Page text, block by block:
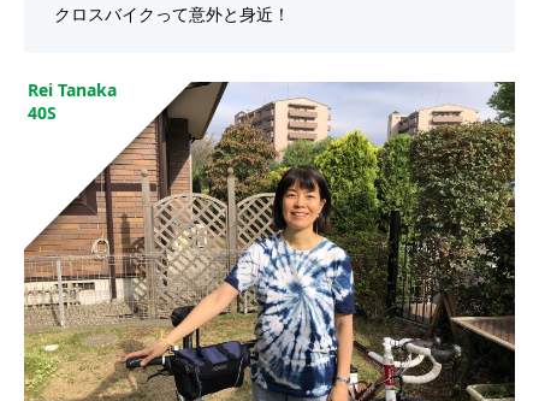
クロスバイクって意外と身近！
Rei Tanaka
40S